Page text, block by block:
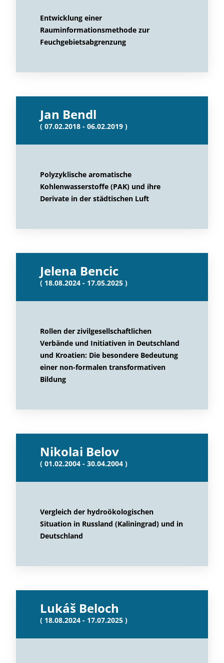
Entwicklung einer
Rauminformationsmethode zur
Feuchgebietsabgrenzung
Jan Bendl
( 07.02.2018 - 06.02.2019 )
Polyzyklische aromatische
Kohlenwasserstoffe (PAK) und ihre
Derivate in der städtischen Luft
Jelena Bencic
( 18.08.2024 - 17.05.2025 )
Rollen der zivilgesellschaftlichen
Verbände und Initiativen in Deutschland
und Kroatien: Die besondere Bedeutung
einer non-formalen transformativen
Bildung
Nikolai Belov
( 01.02.2004 - 30.04.2004 )
Vergleich der hydroökologischen
Situation in Russland (Kaliningrad) und in
Deutschland
Lukáš Beloch
( 18.08.2024 - 17.07.2025 )